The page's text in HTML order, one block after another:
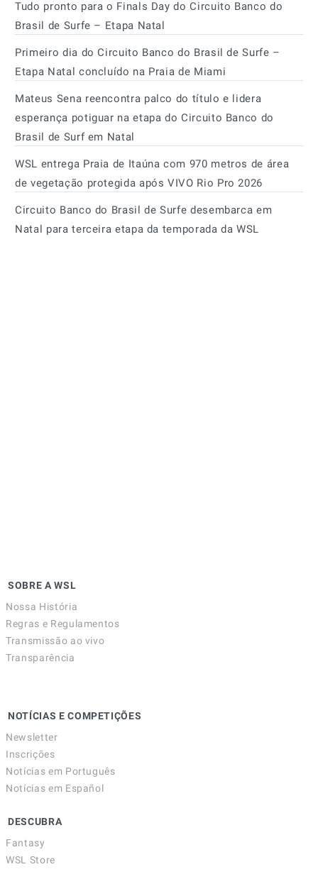
Tudo pronto para o Finals Day do Circuito Banco do
Brasil de Surfe – Etapa Natal
Primeiro dia do Circuito Banco do Brasil de Surfe –
Etapa Natal concluído na Praia de Miami
Mateus Sena reencontra palco do título e lidera
esperança potiguar na etapa do Circuito Banco do
Brasil de Surf em Natal
WSL entrega Praia de Itaúna com 970 metros de área
de vegetação protegida após VIVO Rio Pro 2026
Circuito Banco do Brasil de Surfe desembarca em
Natal para terceira etapa da temporada da WSL
SOBRE A WSL
Nossa História
Regras e Regulamentos
Transmissão ao vivo
Transparência
NOTÍCIAS E COMPETIÇÕES
Newsletter
Inscrições
Notícias em Português
Notícias em Español
DESCUBRA
Fantasy
WSL Store